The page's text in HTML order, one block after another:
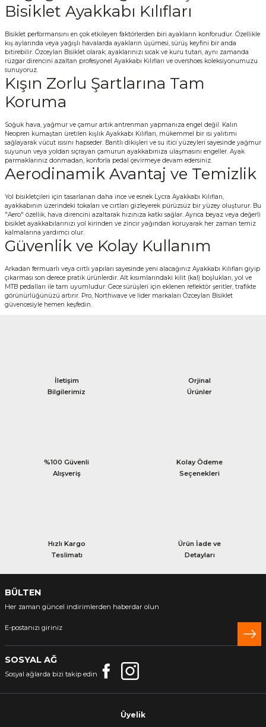
Bisiklet Ayakkabı Kılıfları
Bisiklet performansını en çok etkileyen faktörlerden biri ayakların konforudur. Özellikle
kış aylarında veya yağışlı havalarda ayakların üşümesi, sürüş keyfini bir anda
bitirebilir. Özceylan Bisiklet olarak; ayaklarınızı sıcak ve kuru tutan, aynı zamanda
rüzgar direncini azaltan profesyonel Ayakkabı Kılıfları ve overshoes koleksiyonumuzu
sunuyoruz.
Kışın Zorlu Şartlarına Tam
Koruma
Soğuk hava, yağmur ve çamur artık antrenman yapmanıza engel değil. Kalın
Neopren kumaştan üretilen kışlık Ayakkabı Kılıfları, mükemmel bir ısı yalıtımı
sağlayarak vücut ısısını hapseder. Bantlı dikişleri ve su itici yüzeyleri sayesinde yağmur
suyunun veya yoldan sıçrayan çamurun ayakkabınıza ulaşmasını engeller. Ayak
parmaklarınız donmadan, konforla pedal çevirmeye devam edersiniz.
Aerodinamik Avantaj ve Temizlik
Yol bisikletçileri için tasarlanan daha ince ve esnek Lycra Ayakkabı Kılıfları,
ayakkabının üzerindeki tokaları ve cırtları gizleyerek pürüzsüz bir yüzey oluşturur. Bu
"Aero" özellik, hava direncini azaltarak hızınıza katkı sağlar. Ayrıca beyaz veya değerli
bisiklet ayakkabılarınızı yol kirinden ve zincir yağından koruyarak her zaman temiz
kalmalarına yardımcı olur.
Güvenlik ve Kolay Kullanım
Arkadan fermuarlı veya cırtlı yapıları sayesinde yeni alacağınız Ayakkabı Kılıfları giyip
çıkarması son derece pratik ürünlerdir. Alt kısımlarındaki kilit (kal) boşlukları, yol ve
MTB pedalları ile tam uyumludur. Gece sürüşleri için eklenen reflektör şeritler, trafikte
görünürlüğünüzü artırır. Pro, Northwave ve lider markaları Özceylan Bisiklet
güvencesiyle hemen keşfedin.
İletişim
Bilgilerimiz
Orjinal
Ürünler
%100 Güvenli
Alışveriş
Kolay Ödeme
Seçenekleri
Hızlı Kargo
Teslimatı
Ürün İade ve
Detayları
BÜLTEN
Her zaman güncel indirimlerden haberdar olun
SOSYAL AĞ
Sosyal ağlarda bizi takip edin
Üyelik